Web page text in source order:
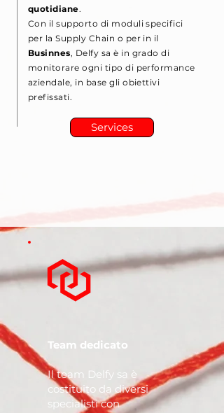
quotidiane.
Con il supporto di moduli specifici
per la Supply Chain o per in il
Businnes, Delfy sa è in grado di
monitorare ogni tipo di performance
aziendale, in base gli obiettivi
prefissati.
Services
Team dedicato
Il team Delfy sa è
costituito da diversi
specialisti con